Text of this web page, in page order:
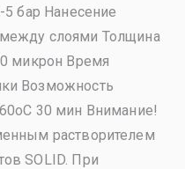
бар Нанесение
слоями Толщина
микрон Время
Возможность
30 мин Внимание!
растворителем
SOLID. При